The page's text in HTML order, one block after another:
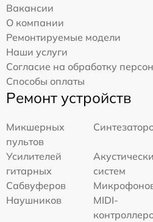
Вакансии
О компании
Ремонтируемые модели
Наши услуги
Согласие на обработку
Способы оплаты
Ремонт устройств
Микшерных
пультов
Усилителей
гитарных
систем
Сабвуферов
Наушников
MIDI-